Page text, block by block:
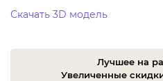
Скачать 3D модель
Лучшее на
Увеличенные